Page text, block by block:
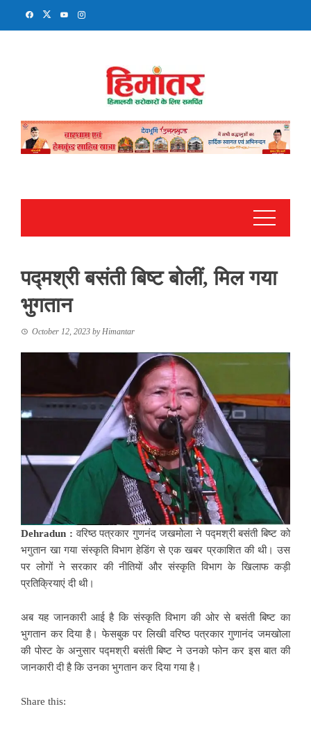
पद्मश्री बसंती बिष्ट बोलीं, मिल गया
भुगतान
October 12, 2023 byHimantar
Dehradun : वरिष्ठ पत्रकार गुणनंद जखमोला ने पद्मश्री बसंती बिष्ट को
भगुतान खा गया संस्कृति विभाग हेडिंग से एक खबर प्रकाशित की थी। उस
पर लोगों ने सरकार की नीतियों और संस्कृति विभाग के खिलाफ कड़ी
प्रतिक्रियाएं दी थी।
अब यह जानकारी आई है कि संस्कृति विभाग की ओर से बसंती बिष्ट का
भुगतान कर दिया है। फेसबुक पर लिखी वरिष्ठ पत्रकार गुणानंद जमखोला
की पोस्ट के अनुसार पद्मश्री बसंती बिष्ट ने उनको फोन कर इस बात की
जानकारी दी है कि उनका भुगतान कर दिया गया है।
Share this: